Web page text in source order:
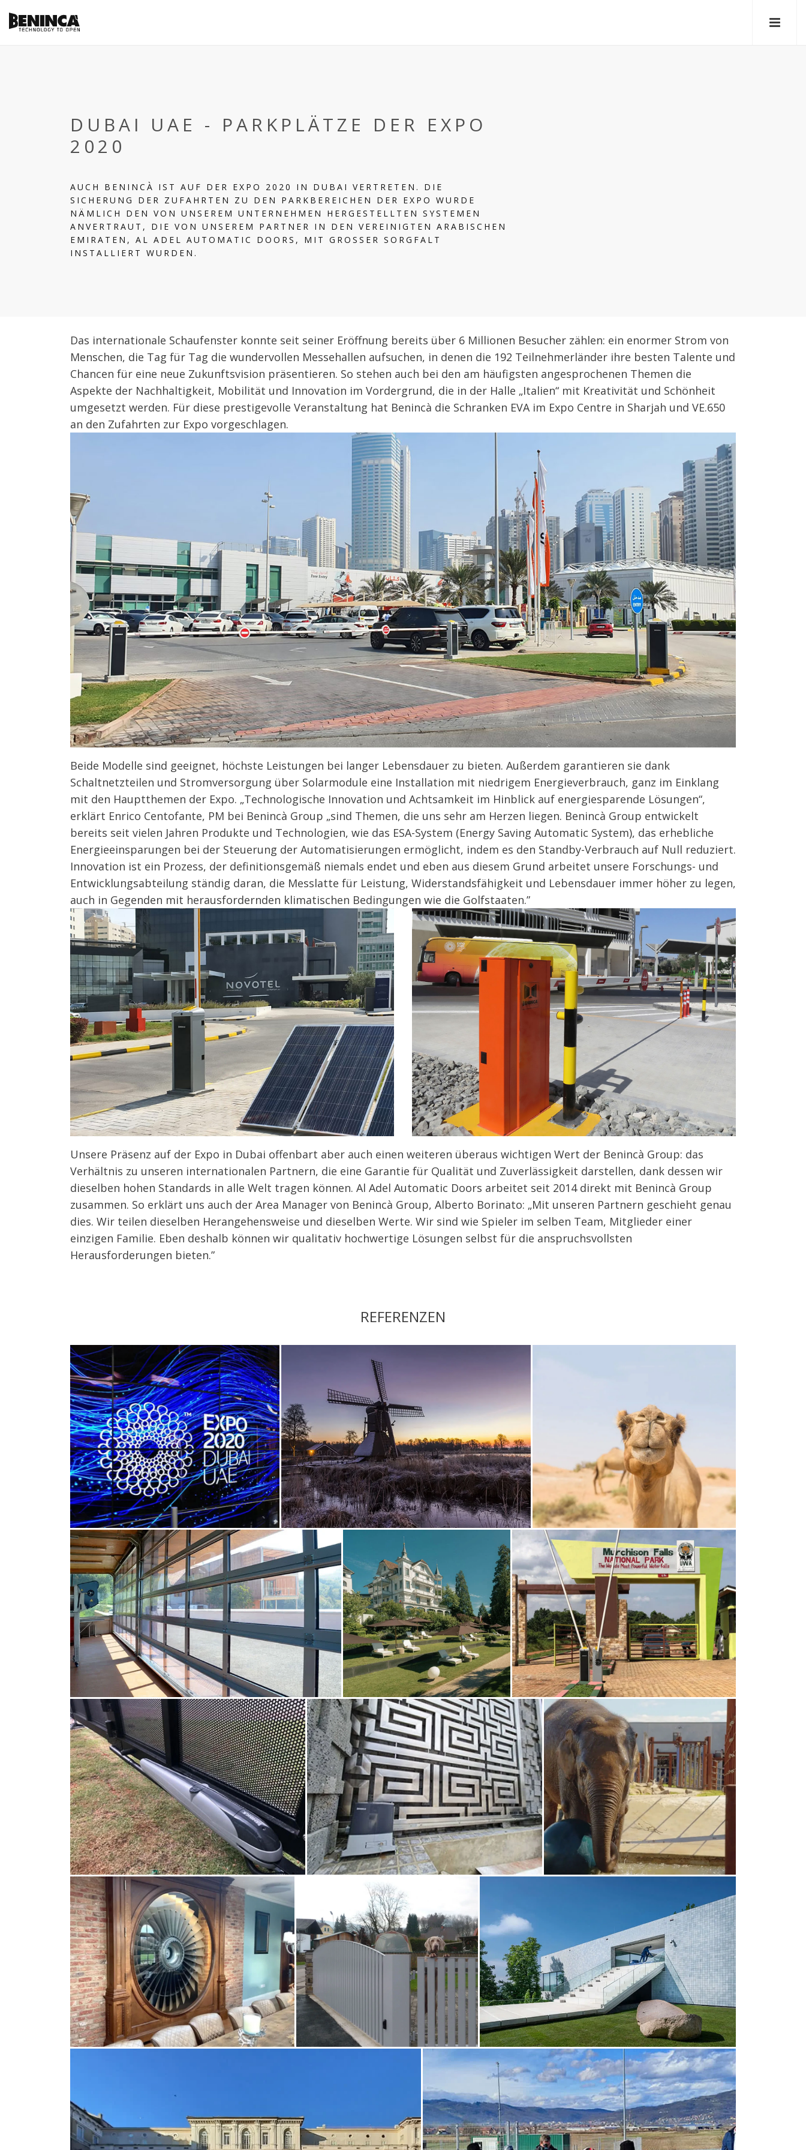
DUBAI UAE - PARKPLÄTZE DER EXPO
2020
AUCH BENINCÀ IST AUF DER EXPO 2020 IN DUBAI VERTRETEN. DIE
SICHERUNG DER ZUFAHRTEN ZU DEN PARKBEREICHEN DER EXPO WURDE
NÄMLICH DEN VON UNSEREM UNTERNEHMEN HERGESTELLTEN SYSTEMEN
ANVERTRAUT, DIE VON UNSEREM PARTNER IN DEN VEREINIGTEN ARABISCHEN
EMIRATEN, AL ADEL AUTOMATIC DOORS, MIT GROSSER SORGFALT I
NSTALLIERT WURDEN.
Das internationale Schaufenster konnte seit seiner Eröffnung bereits über 6 Millionen Besucher zählen: ein enormer Strom von
Menschen, die Tag für Tag die wundervollen Messehallen aufsuchen, in denen die 192 Teilnehmerländer ihre besten Talente und
Chancen für eine neue Zukunftsvision präsentieren. So stehen auch bei den am häufigsten angesprochenen Themen die
Aspekte der Nachhaltigkeit, Mobilität und Innovation im Vordergrund, die in der Halle „Italien“ mit Kreativität und Schönheit
umgesetzt werden. Für diese prestigevolle Veranstaltung hat Benincà die Schranken EVA im Expo Centre in Sharjah und VE.650
an den Zufahrten zur Expo vorgeschlagen.
Beide Modelle sind geeignet, höchste Leistungen bei langer Lebensdauer zu bieten. Außerdem garantieren sie dank
Schaltnetzteilen und Stromversorgung über Solarmodule eine Installation mit niedrigem Energieverbrauch, ganz im Einklang
mit den Hauptthemen der Expo. „Technologische Innovation und Achtsamkeit im Hinblick auf energiesparende Lösungen“,
erklärt Enrico Centofante, PM bei Benincà Group „sind Themen, die uns sehr am Herzen liegen. Benincà Group entwickelt
bereits seit vielen Jahren Produkte und Technologien, wie das ESA-System (Energy Saving Automatic System), das erhebliche
Energieeinsparungen bei der Steuerung der Automatisierungen ermöglicht, indem es den Standby-Verbrauch auf Null reduziert.
Innovation ist ein Prozess, der definitionsgemäß niemals endet und eben aus diesem Grund arbeitet unsere Forschungs- und
Entwicklungsabteilung ständig daran, die Messlatte für Leistung, Widerstandsfähigkeit und Lebensdauer immer höher zu legen,
auch in Gegenden mit herausfordernden klimatischen Bedingungen wie die Golfstaaten.”
Unsere Präsenz auf der Expo in Dubai offenbart aber auch einen weiteren überaus wichtigen Wert der Benincà Group: das
Verhältnis zu unseren internationalen Partnern, die eine Garantie für Qualität und Zuverlässigkeit darstellen, dank dessen wir
dieselben hohen Standards in alle Welt tragen können. Al Adel Automatic Doors arbeitet seit 2014 direkt mit Benincà Group
zusammen. So erklärt uns auch der Area Manager von Benincà Group, Alberto Borinato: „Mit unseren Partnern geschieht genau
dies. Wir teilen dieselben Herangehensweise und dieselben Werte. Wir sind wie Spieler im selben Team, Mitglieder einer
einzigen Familie. Eben deshalb können wir qualitativ hochwertige Lösungen selbst für die anspruchsvollsten
Herausforderungen bieten.”
REFERENZEN